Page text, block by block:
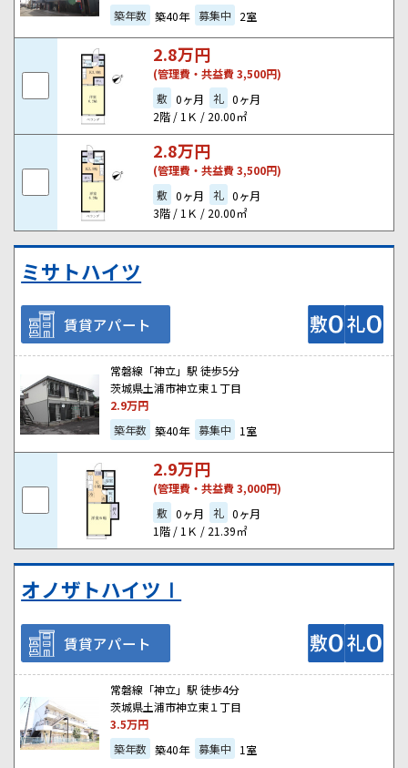
築年数 築40年 募集中 2室
2.8万円
(管理費・共益費 3,500円)
敷 0ヶ月 礼 0ヶ月
2階 / 1Ｋ / 20.00㎡
2.8万円
(管理費・共益費 3,500円)
敷 0ヶ月 礼 0ヶ月
3階 / 1Ｋ / 20.00㎡
ミサトハイツ
賃貸アパート
常磐線「神立」駅 徒歩5分
茨城県土浦市神立東１丁目
2.9万円
築年数 築40年 募集中 1室
2.9万円
(管理費・共益費 3,000円)
敷 0ヶ月 礼 0ヶ月
1階 / 1Ｋ / 21.39㎡
オノザトハイツⅠ
賃貸アパート
常磐線「神立」駅 徒歩4分
茨城県土浦市神立東１丁目
3.5万円
築年数 築40年 募集中 1室